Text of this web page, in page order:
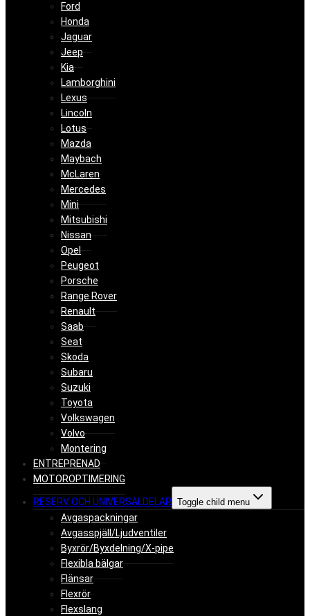
Ford
Honda
Jaguar
Jeep
Kia
Lamborghini
Lexus
Lincoln
Lotus
Mazda
Maybach
McLaren
Mercedes
Mini
Mitsubishi
Nissan
Opel
Peugeot
Porsche
Range Rover
Renault
Saab
Seat
Skoda
Subaru
Suzuki
Toyota
Volkswagen
Volvo
Montering
ENTREPRENAD
MOTOROPTIMERING
RESERV OCH UNIVERSALDELAR Toggle child menu
Avgaspackningar
Avgasspjäll/Ljudventiler
Byxrör/Byxdelning/X-pipe
Flexibla bälgar
Flänsar
Flexrör
Flexslang